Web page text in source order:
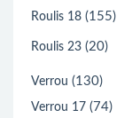
Roulis 18 (155)
Roulis 23 (20)
Verrou (130)
Verrou 17 (74)